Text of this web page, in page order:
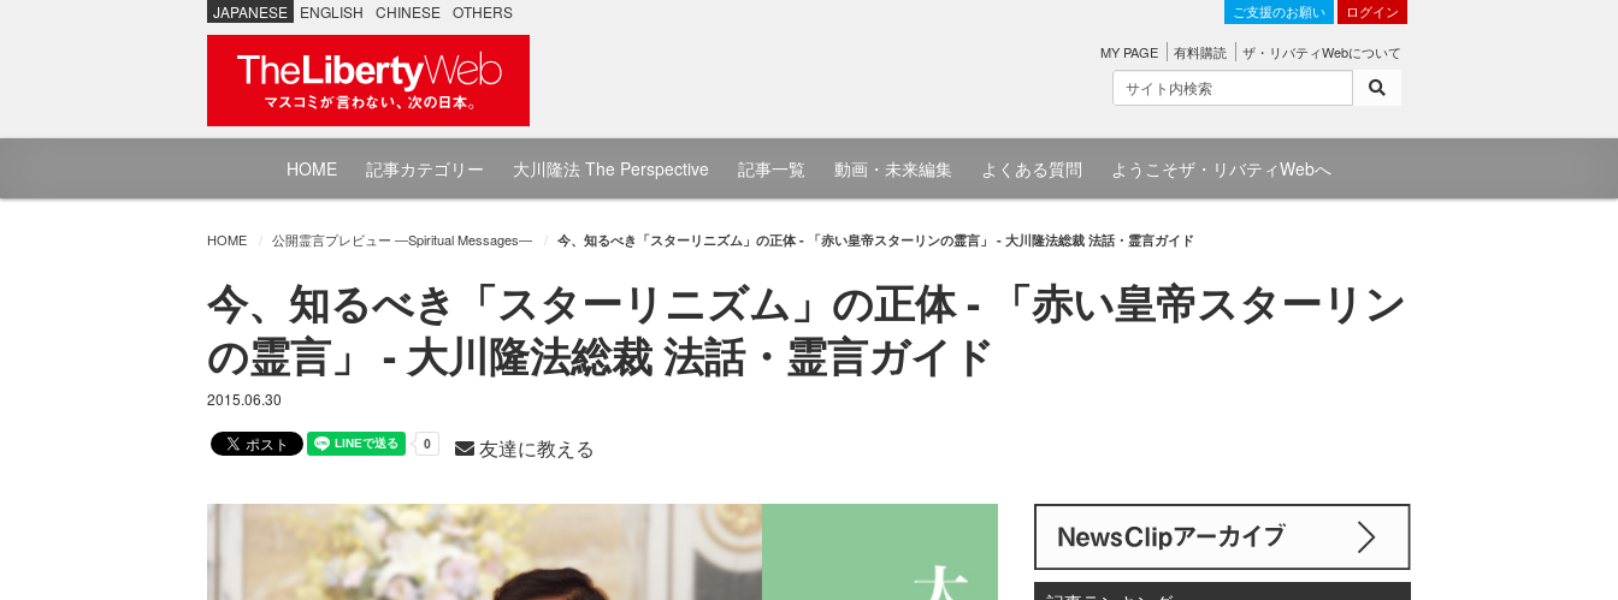
JAPANESE ENGLISH CHINESE OTHERS ご支援のお願い ログイン
MY PAGE 有料購読 ザ・リバティWebについて
HOME 記事カテゴリー 大川隆法 The Perspective 記事一覧 動画・未来編集 よくある質問 ようこそザ・リバティWebへ
HOME 公開霊言プレビュー ―Spiritual Messages― 今、知るべき「スターリニズム」の正体 - 「赤い皇帝スターリンの霊言」 - 大川隆法総裁 法話・霊言ガイド
今、知るべき「スターリニズム」の正体 - 「赤い皇帝スターリン
の霊言」 - 大川隆法総裁 法話・霊言ガイド
2015.06.30
友達に教える